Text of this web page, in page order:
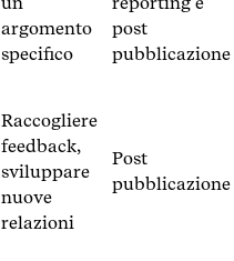
argomento
specifico
post
pubblicazione
Raccogliere
feedback,
sviluppare
nuove
relazioni
Post
pubblicazione